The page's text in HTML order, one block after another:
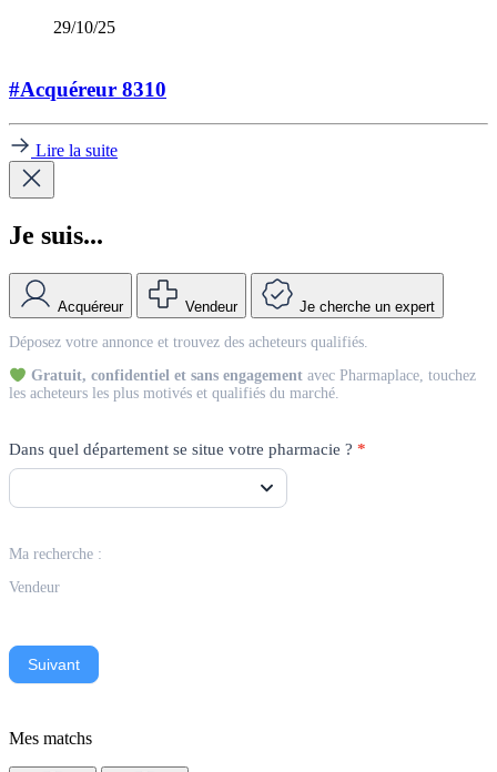
29/10/25
#Acquéreur 8310
Lire la suite
Je suis...
Acquéreur Vendeur Je cherche un expert
Vendeur
Déposez votre annonce et trouvez des acheteurs qualifiés.
Gratuit, confidentiel et sans engagement avec Pharmaplace, touchez
les acheteurs les plus motivés et qualifiés du marché.
Dans quel département se situe votre pharmacie ? *
Ma recherche :
Vendeur
Suivant
Mes matchs